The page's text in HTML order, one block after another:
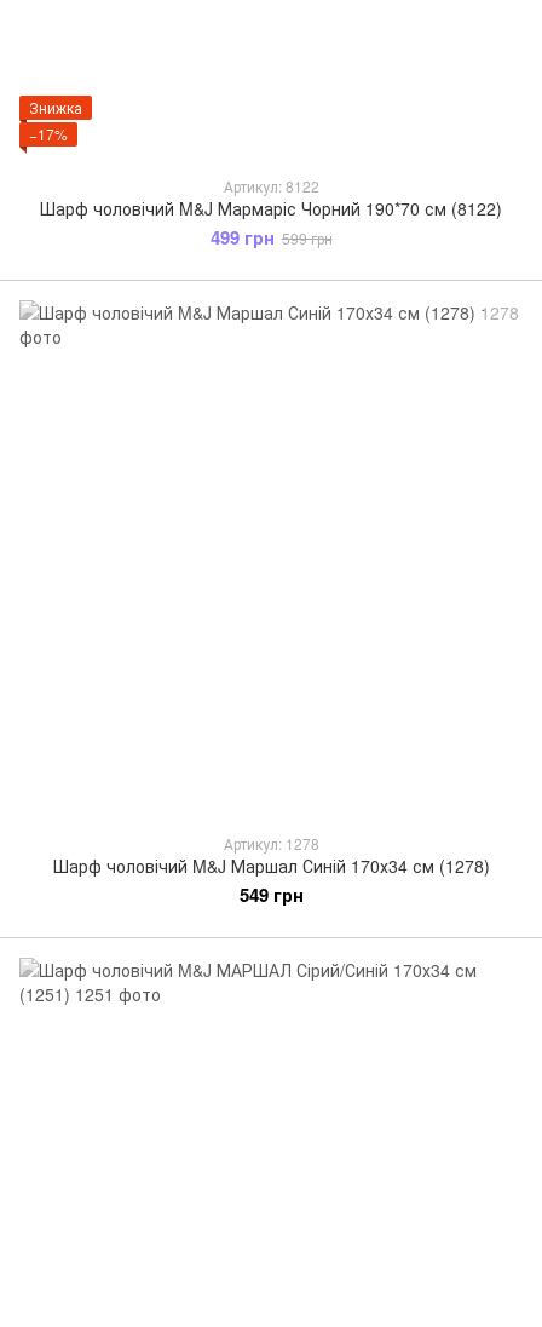
Знижка
−17%
Артикул: 8122
Шарф чоловічий M&J Мармаріс Чорний 190*70 см (8122)
499 грн 599 грн
Артикул: 1278
Шарф чоловічий M&J Маршал Синій 170х34 см (1278)
549 грн